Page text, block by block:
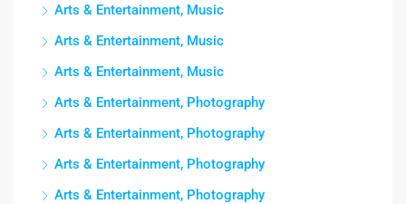
Arts & Entertainment, Music
Arts & Entertainment, Music
Arts & Entertainment, Music
Arts & Entertainment, Photography
Arts & Entertainment, Photography
Arts & Entertainment, Photography
Arts & Entertainment, Photography